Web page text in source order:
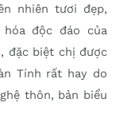
nhiên tươi đẹp,
độc đáo của
đặc biệt chị được
Tính rất hay do
thôn, bản biểu